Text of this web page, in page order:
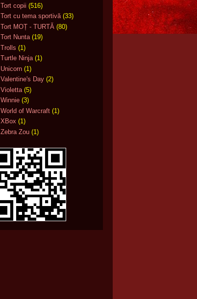
Tort copii (516)
Tort cu tema sportivă (33)
Tort MOȚ - TURTĂ (80)
Tort Nunta (19)
Trolls (1)
Turtle Ninja (1)
Unicorn (1)
Valentine's Day (2)
Violetta (5)
Winnie (3)
World of Warcraft (1)
XBox (1)
Zebra Zou (1)